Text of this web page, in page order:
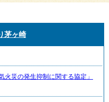
茅ヶ崎
火災の発生抑制に関する協定」